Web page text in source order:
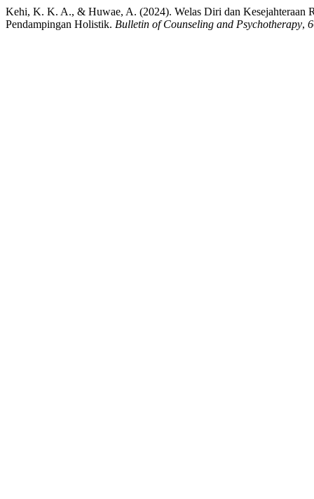
Kehi, K. K. A., & Huwae, A. (2024). Welas Diri dan Kesejahteraan
Pendampingan Holistik. Bulletin of Counseling and Psychotherapy, 6